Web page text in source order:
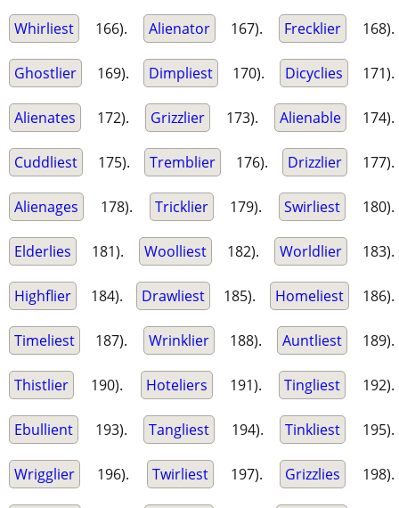
Whirliest 166). Alienator 167). Frecklier 168).
Ghostlier 169). Dimpliest 170). Dicyclies 171).
Alienates 172). Grizzlier 173). Alienable 174).
Cuddliest 175). Tremblier 176). Drizzlier 177).
Alienages 178). Tricklier 179). Swirliest 180).
Elderlies 181). Woolliest 182). Worldlier 183).
Highflier 184). Drawliest 185). Homeliest 186).
Timeliest 187). Wrinklier 188). Auntliest 189).
Thistlier 190). Hoteliers 191). Tingliest 192).
Ebullient 193). Tangliest 194). Tinkliest 195).
Wrigglier 196). Twirliest 197). Grizzlies 198).